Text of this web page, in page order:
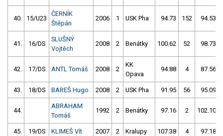
40. 15/U23
ČERNÍK
Štěpán
2006 1 USK Pha 94.73 152 94.53
41. 16/DS
SLUŠNÝ
Vojtěch
2008 2 Benátky 100.62 52 98.73
42. 17/DS ANTL Tomáš 2008 2
KK
Opava
94.88 4 87.56
43. 18/DS BAREŠ Hugo 2008 2 USK Pha 91.95 56 95.09
44.
ABRAHAM
Tomáš
1992 2 Benátky 97.16 2 102.10
45. 19/DS KLIMEŠ Vít 2007 2 Kralupy 107.38 4 97.18